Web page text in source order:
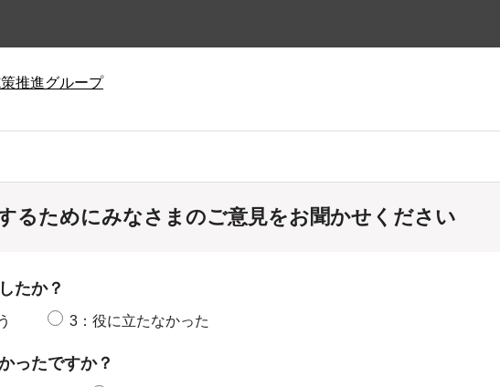
推進グループ
るためにみなさまのご意見をお聞かせください
たか？
3：役に立たなかった
ったですか？